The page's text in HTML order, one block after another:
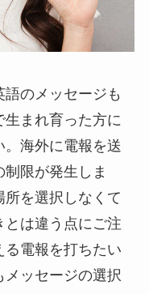
のメッセージも
まれ育った方に
海外に電報を送
限が発生しま
を選択しなくて
とは違う点にご注
電報を打ちたい
メッセージの選択